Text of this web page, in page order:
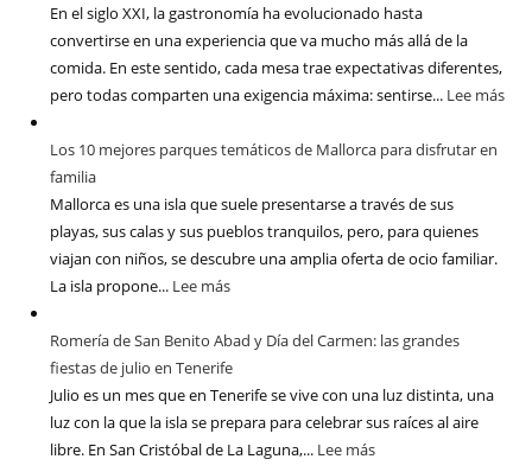
En el siglo XXI, la gastronomía ha evolucionado hasta
convertirse en una experiencia que va mucho más allá de la
comida. En este sentido, cada mesa trae expectativas diferentes,
pero todas comparten una exigencia máxima: sentirse... Lee más
Los 10 mejores parques temáticos de Mallorca para disfrutar en
familia
Mallorca es una isla que suele presentarse a través de sus
playas, sus calas y sus pueblos tranquilos, pero, para quienes
viajan con niños, se descubre una amplia oferta de ocio familiar.
La isla propone... Lee más
Romería de San Benito Abad y Día del Carmen: las grandes
fiestas de julio en Tenerife
Julio es un mes que en Tenerife se vive con una luz distinta, una
luz con la que la isla se prepara para celebrar sus raíces al aire
libre. En San Cristóbal de La Laguna,... Lee más